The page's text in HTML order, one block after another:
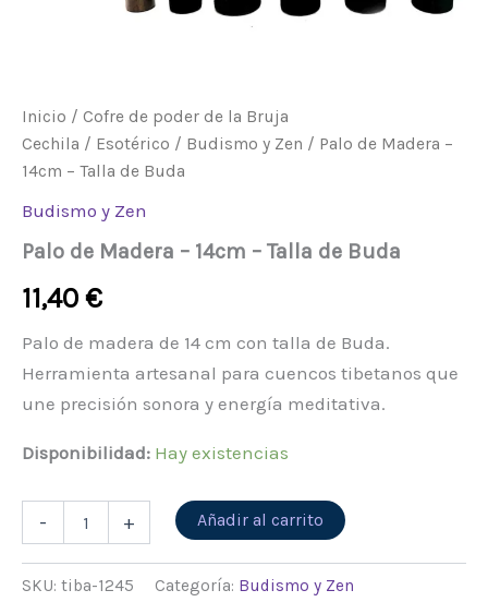
Inicio / Cofre de poder de la Bruja
Cechila / Esotérico / Budismo y Zen / Palo de Madera –
14cm – Talla de Buda
Budismo y Zen
Palo de Madera – 14cm – Talla de Buda
11,40 €
Palo de madera de 14 cm con talla de Buda.
Herramienta artesanal para cuencos tibetanos que
une precisión sonora y energía meditativa.
Disponibilidad: Hay existencias
- + Añadir al carrito
SKU: tiba-1245 Categoría: Budismo y Zen